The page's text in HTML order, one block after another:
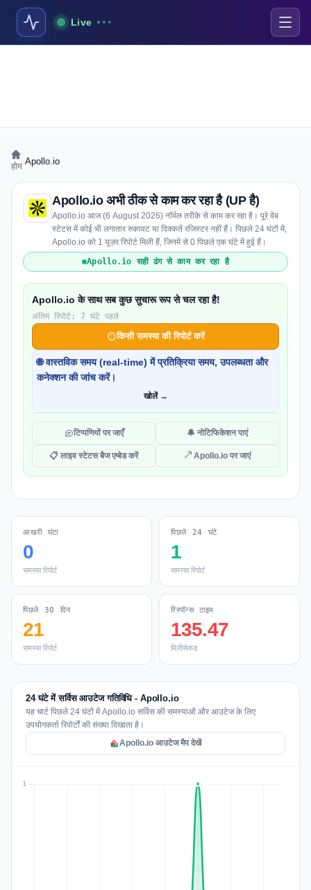
Live
होम Apollo.io
Apollo.io अभी ठीक से काम कर रहा है (UP है)
Apollo.io आज (6 August 2026) नॉर्मल तरीके से काम कर रहा है। पूरे वेब
स्टेटस में कोई भी लगातार रुकावट या दिक्कतें रजिस्टर नहीं हैं। पिछले 24 घंटों में,
Apollo.io को 1 यूज़र रिपोर्ट मिली हैं, जिनमें से 0 पिछले एक घंटे में हुई हैं।
Apollo.io सही ढंग से काम कर रहा है
Apollo.io के साथ सब कुछ सुचारू रूप से चल रहा है!
अंतिम रिपोर्ट: 7 घंटे पहले
किसी समस्या की रिपोर्ट करें
🌐 वास्तविक समय (real-time) में प्रतिक्रिया समय, उपलब्धता और
कनेक्शन की जांच करें।
खोलें →
टिप्पणियों पर जाएँ 🔔 नोटिफिकेशन पाएं
📋 लाइव स्टेटस बैज एम्बेड करें ↗ Apollo.io पर जाएं
आखरी घंटा
0
समस्या रिपोर्ट
पिछले 24 घंटे
1
समस्या रिपोर्ट
पिछले 30 दिन
21
समस्या रिपोर्ट
रिस्पॉन्स टाइम
135.47
मिलीसेकंड
24 घंटे में सर्विस आउटेज गतिविधि - Apollo.io
यह चार्ट पिछले 24 घंटों में Apollo.io सर्विस की समस्याओं और आउटेज के लिए
उपयोगकर्ता रिपोर्टों की संख्या दिखाता है।
Apollo.io आउटेज मैप देखें